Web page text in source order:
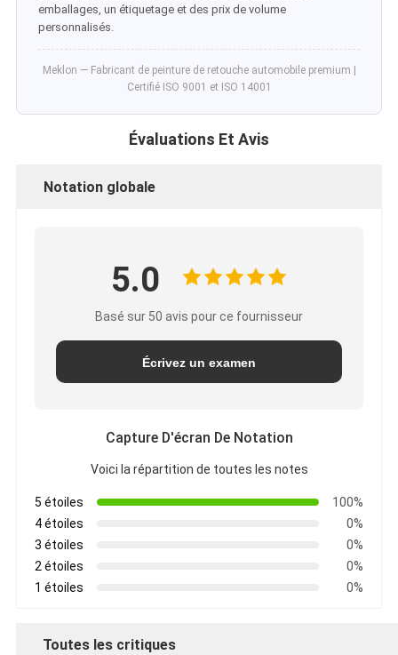
emballages, un étiquetage et des prix de volume
personnalisés.
Meklon — Fabricant de peinture de retouche automobile premium |
Certifié ISO 9001 et ISO 14001
Évaluations Et Avis
Notation globale
5.0
Basé sur 50 avis pour ce fournisseur
Écrivez un examen
Capture D'écran De Notation
Voici la répartition de toutes les notes
5 étoiles
100%
4 étoiles
0%
3 étoiles
0%
2 étoiles
0%
1 étoiles
0%
Toutes les critiques